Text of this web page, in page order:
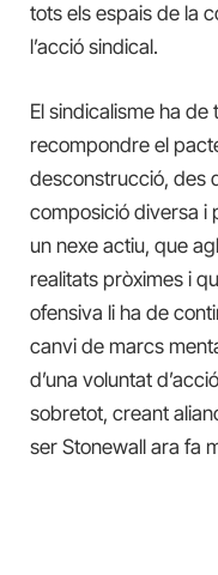
tots els espais de la
l’acció sindical.
El sindicalisme ha
recompondre el
desconstrucció, des
composició diversa i
un nexe actiu, que
realitats pròximes i
ofensiva li ha de
canvi de marcs
d’una voluntat
sobretot, creant
ser Stonewall ara fa